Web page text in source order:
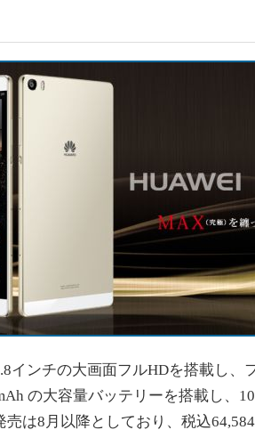
インチの大画面フルHDを搭載し、
の大容量バッテリーを搭載し、
は8月以降としており、税込